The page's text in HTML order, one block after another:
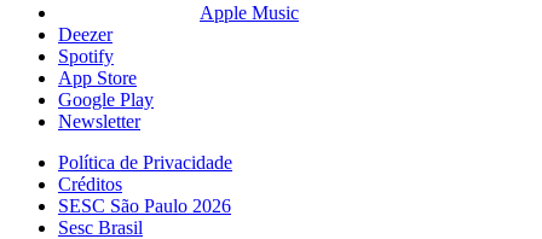
Apple Music
Deezer
Spotify
App Store
Google Play
Newsletter
Política de Privacidade
Créditos
SESC São Paulo 2026
Sesc Brasil